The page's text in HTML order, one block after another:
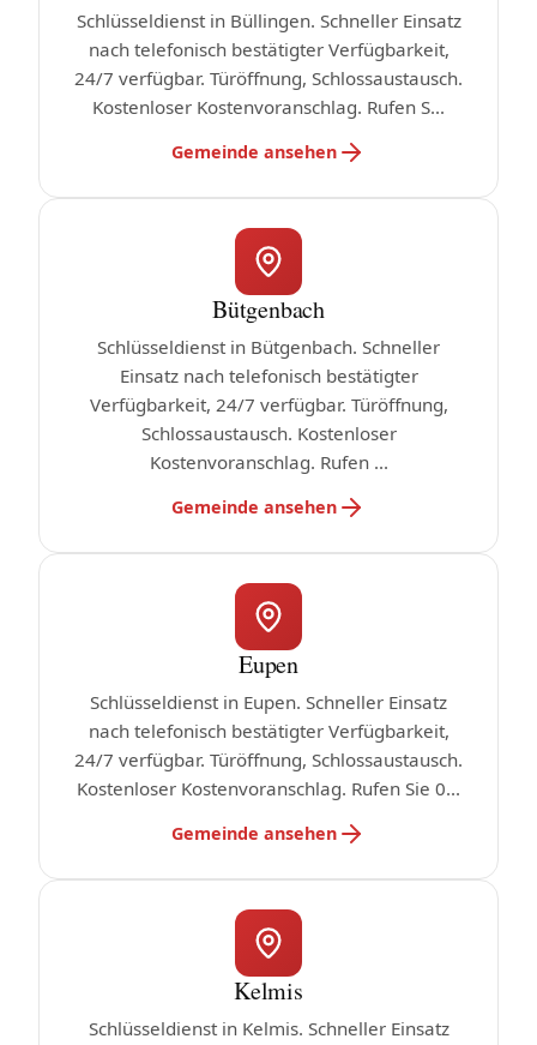
Schlüsseldienst in Büllingen. Schneller Einsatz
nach telefonisch bestätigter Verfügbarkeit,
24/7 verfügbar. Türöffnung, Schlossaustausch.
Kostenloser Kostenvoranschlag. Rufen S...
Gemeinde ansehen
Bütgenbach
Schlüsseldienst in Bütgenbach. Schneller
Einsatz nach telefonisch bestätigter
Verfügbarkeit, 24/7 verfügbar. Türöffnung,
Schlossaustausch. Kostenloser
Kostenvoranschlag. Rufen ...
Gemeinde ansehen
Eupen
Schlüsseldienst in Eupen. Schneller Einsatz
nach telefonisch bestätigter Verfügbarkeit,
24/7 verfügbar. Türöffnung, Schlossaustausch.
Kostenloser Kostenvoranschlag. Rufen Sie 0...
Gemeinde ansehen
Kelmis
Schlüsseldienst in Kelmis. Schneller Einsatz